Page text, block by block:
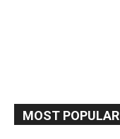
MOST POPULAR